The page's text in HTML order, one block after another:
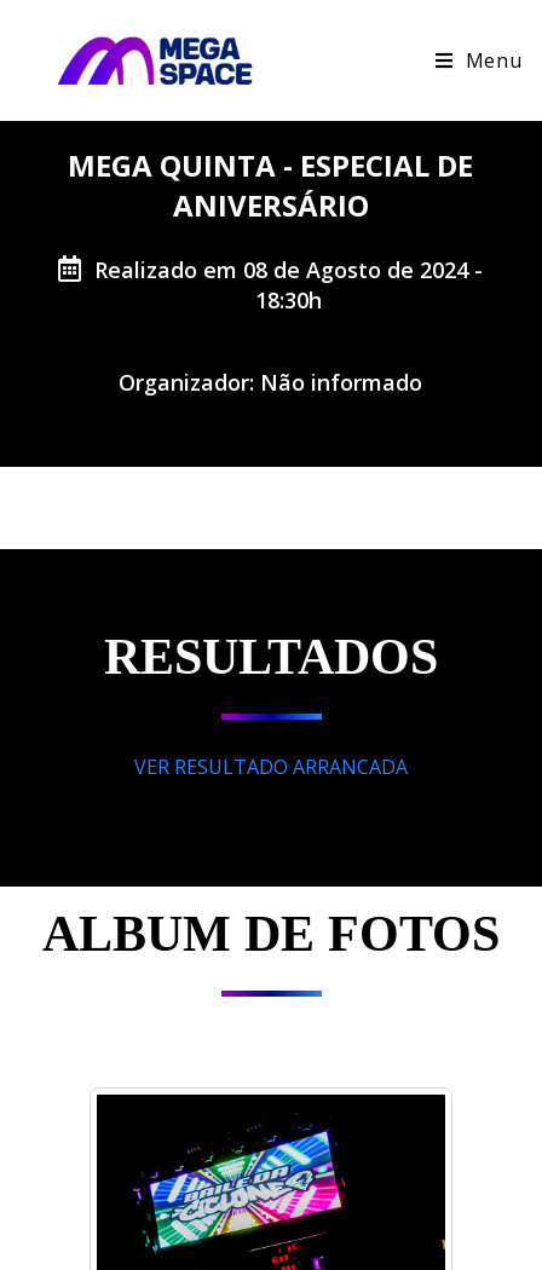
Menu
MEGA QUINTA - ESPECIAL DE
ANIVERSÁRIO
Realizado em 08 de Agosto de 2024 -
18:30h
Organizador: Não informado
RESULTADOS
VER RESULTADO ARRANCADA
ALBUM DE FOTOS